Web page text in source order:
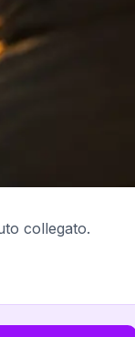
collegato.